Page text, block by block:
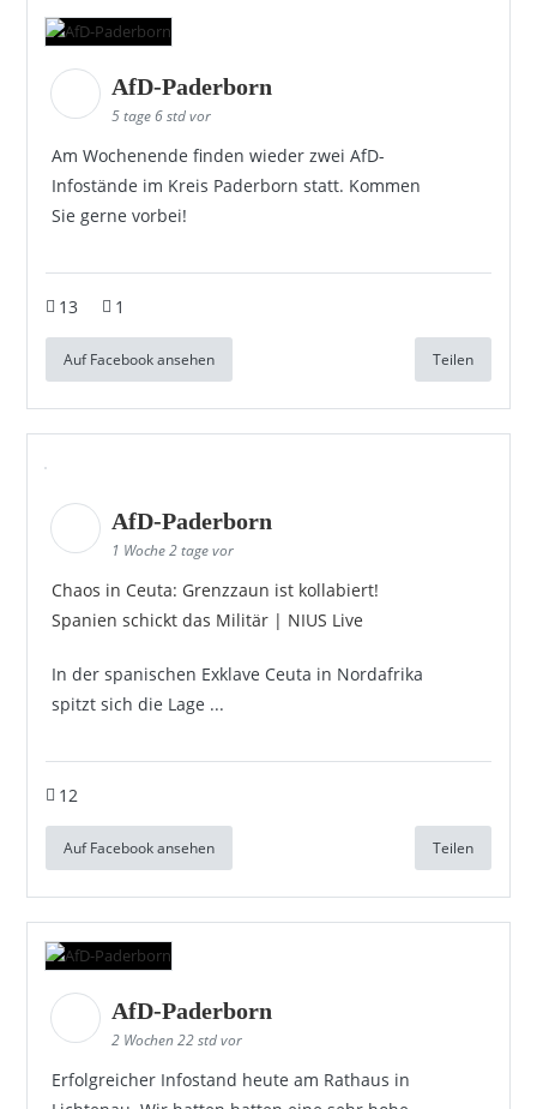
AfD-Paderborn
5 tage 6 std vor
Am Wochenende finden wieder zwei AfD-
Infostände im Kreis Paderborn statt. Kommen
Sie gerne vorbei!
13 1
Auf Facebook ansehen Teilen
AfD-Paderborn
1 Woche 2 tage vor
Chaos in Ceuta: Grenzzaun ist kollabiert!
Spanien schickt das Militär | NIUS Live
In der spanischen Exklave Ceuta in Nordafrika
spitzt sich die Lage ...
12
Auf Facebook ansehen Teilen
AfD-Paderborn
2 Wochen 22 std vor
Erfolgreicher Infostand heute am Rathaus in